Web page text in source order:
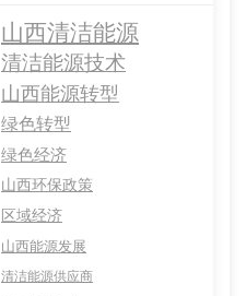
山西清洁能源
清洁能源技术
山西能源转型
绿色转型
绿色经济
山西环保政策
区域经济
山西能源发展
清洁能源供应商